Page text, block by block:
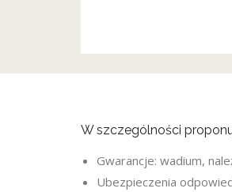
W szczególności
Gwarancje: wadium,
Ubezpieczenia